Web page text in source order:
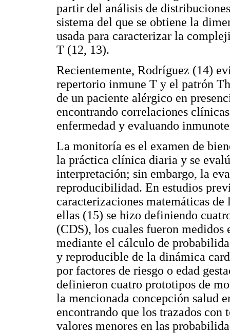
partir del análisis de
sistema del que se obtiene la
usada para caracterizar la
T (12, 13).
Recientemente, Rodríguez (14)
repertorio inmune T y el patrón
de un paciente alérgico en
encontrando correlaciones
enfermedad y evaluando
La monitoría es el examen de
la práctica clínica diaria y se
interpretación; sin embargo, la
reproducibilidad. En estudios
caracterizaciones matemáticas
ellas (15) se hizo definiendo
(CDS), los cuales fueron
mediante el cálculo de
y reproducible de la dinámica
por factores de riesgo o edad
definieron cuatro prototipos de
la mencionada concepción salud
encontrando que los trazados
valores menores en las